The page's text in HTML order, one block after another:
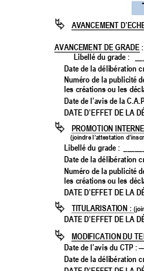
 AVANCEMENT
AVANCEMENT DE GRADE :
Libellé du grade :
Date de la délibération
Numéro de la publicité
les créations ou l es
Date de l’avis de la
DATE D’EFFET DE LA
 PROMOTION
(joindre l’attestation d’insc
Libellé du grade :
Date de la délibération
Numéro de la publicité
les créations ou l es
DATE D’EFFET DE LA
 TITULARISATION :
DATE D’EFFET DE LA
 MODIFICATION DU
Date de l’avis du CTP :
Date de la délibération